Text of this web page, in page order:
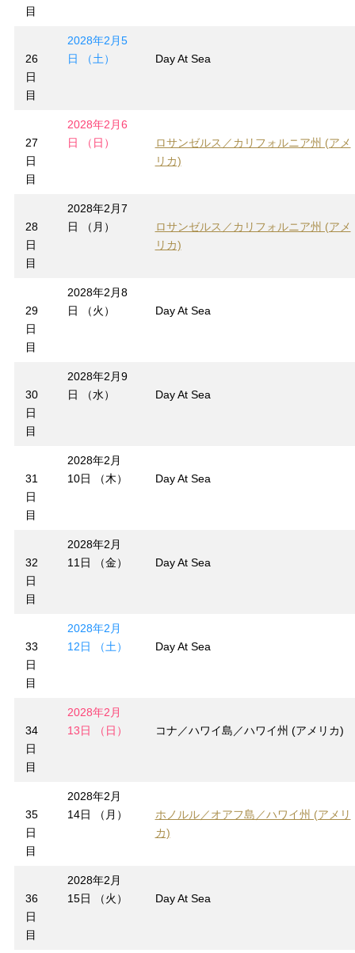
目
26
日
目
2028年2月5
日 （土）
Day At Sea
27
日
目
2028年2月6
日 （日）
ロサンゼルス／カリフォルニア州 (アメ
リカ)
28
日
目
2028年2月7
日 （月）
ロサンゼルス／カリフォルニア州 (アメ
リカ)
29
日
目
2028年2月8
日 （火）
Day At Sea
30
日
目
2028年2月9
日 （水）
Day At Sea
31
日
目
2028年2月
10日 （木）
Day At Sea
32
日
目
2028年2月
11日 （金）
Day At Sea
33
日
目
2028年2月
12日 （土）
Day At Sea
34
日
目
2028年2月
13日 （日）
コナ／ハワイ島／ハワイ州 (アメリカ)
35
日
目
2028年2月
14日 （月）
ホノルル／オアフ島／ハワイ州 (アメリ
カ)
36
日
目
2028年2月
15日 （火）
Day At Sea